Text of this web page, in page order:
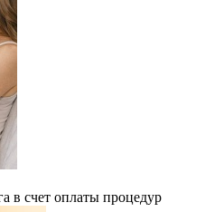
в счет оплаты процедур